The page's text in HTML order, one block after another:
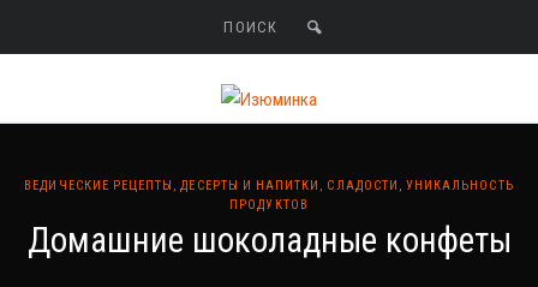
ВЕДИЧЕСКИЕ РЕЦЕПТЫ ,ДЕСЕРТЫ И НАПИТКИ , СЛАДОСТИ , УНИКАЛЬНОСТЬ
ПРОДУКТОВ
Домашние шоколадные конфеты